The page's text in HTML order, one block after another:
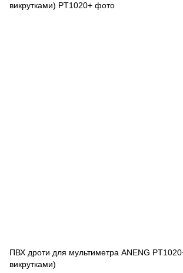
ПВХ дроти для мультиметра ANENG
викрутками)